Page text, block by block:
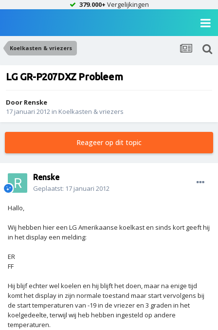
379.000+ Vergelijkingen
Koelkasten & vriezers
LG GR-P207DXZ Probleem
Door Renske
17 januari 2012 in Koelkasten & vriezers
Reageer op dit topic
Renske
Geplaatst: 17 januari 2012
Hallo,
Wij hebben hier een LG Amerikaanse koelkast en sinds kort geeft hij
in het display een melding:
ER
FF
Hij blijf echter wel koelen en hij blijft het doen, maar na enige tijd
komt het display in zijn normale toestand maar start vervolgens bij
de start temperaturen van -19 in de vriezer en 3 graden in het
koelgedeelte, terwijl wij heb hebben ingesteld op andere
temperaturen.